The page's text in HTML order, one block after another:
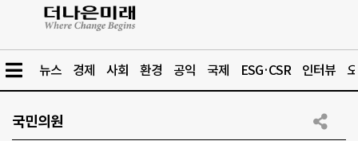
뉴스 경제 사회 환경 공익 국제 ESG·CSR 인터뷰
국민의원